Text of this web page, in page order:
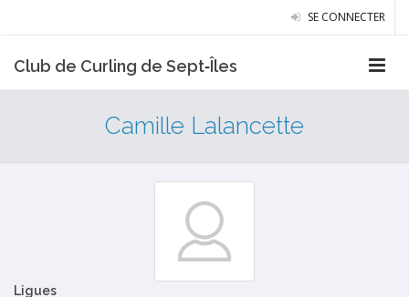
SE CONNECTER
Club de Curling de Sept‑Îles
Camille Lalancette
Ligues